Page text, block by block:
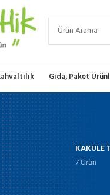
Gıda, Paket
KAKULE
7 Ürün